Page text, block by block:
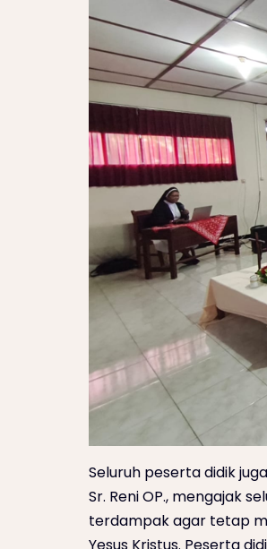
Seluruh peserta didik
Sr. Reni OP., mengajak
terdampak agar tetap
Yesus Kristus. Peserta